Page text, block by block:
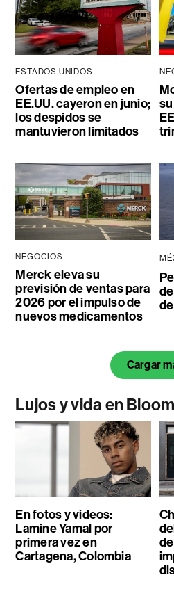
ESTADOS UNIDOS
Ofertas de empleo en
EE.UU. cayeron en junio;
los despidos se
mantuvieron limitados
NEGOCIOS
Merck eleva su
previsión de ventas para
2026 por el impulso de
nuevos medicamentos
Cargar
Lujos y vida en
En fotos y videos:
Lamine Yamal por
primera vez en
Cartagena, Colombia